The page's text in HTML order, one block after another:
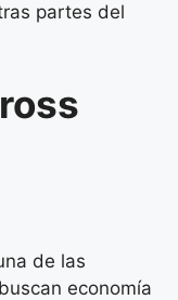
partes del
de las
economía